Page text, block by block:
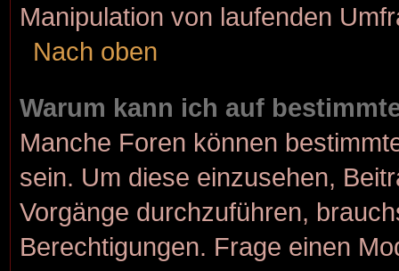
Manipulation von laufenden
Nach oben
Warum kann ich auf
Manche Foren können
sein. Um diese einzusehen,
Vorgänge durchzuführen,
Berechtigungen. Frage einen